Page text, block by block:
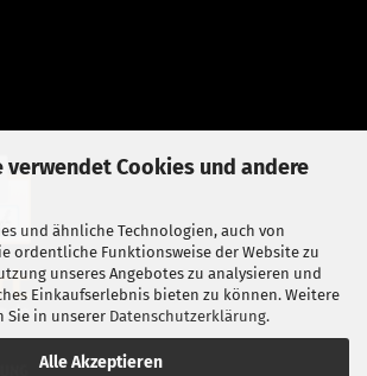
verwendet Cookies und andere
und ähnliche Technologien, auch von
ordentliche Funktionsweise der Website zu
unseres Angebotes zu analysieren und
Einkaufserlebnis bieten zu können. Weitere
Sie in unserer Datenschutzerklärung.
Alle Akzeptieren